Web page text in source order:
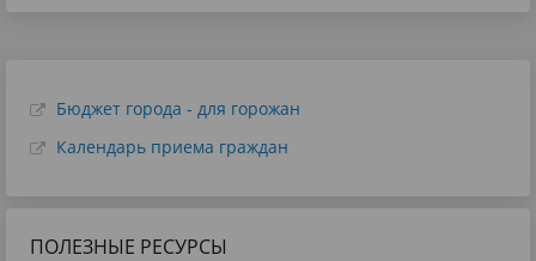
Бюджет города - для горожан
Календарь приема граждан
ПОЛЕЗНЫЕ РЕСУРСЫ